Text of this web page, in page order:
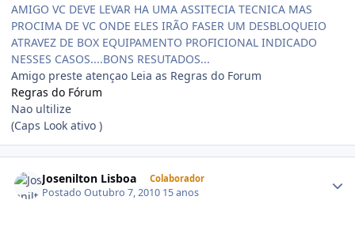
AMIGO VC DEVE LEVAR HA UMA ASSITECIA TECNICA MAS
PROCIMA DE VC ONDE ELES IRÃO FASER UM DESBLOQUEIO
ATRAVEZ DE BOX EQUIPAMENTO PROFICIONAL INDICADO
NESSES CASOS....BONS RESUTADOS...
Amigo preste atençao Leia as Regras do Forum
Regras do Fórum
Nao ultilize
(Caps Look ativo )
Josenilton Lisboa Colaborador
PostadoOutubro 7, 2010 15 anos